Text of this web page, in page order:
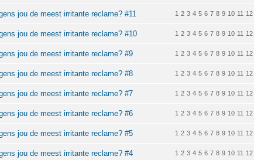
jou de meest irritante reclame? #11 1 2 3 4 5 6 7 8 9 10 11 12
jou de meest irritante reclame? #10 1 2 3 4 5 6 7 8 9 10 11 12
jou de meest irritante reclame? #9 1 2 3 4 5 6 7 8 9 10 11 12
jou de meest irritante reclame? #8 1 2 3 4 5 6 7 8 9 10 11 12
jou de meest irritante reclame? #7 1 2 3 4 5 6 7 8 9 10 11 12
jou de meest irritante reclame? #6 1 2 3 4 5 6 7 8 9 10 11 12
jou de meest irritante reclame? #5 1 2 3 4 5 6 7 8 9 10 11 12
jou de meest irritante reclame? #4 1 2 3 4 5 6 7 8 9 10 11 12